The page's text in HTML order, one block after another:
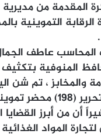
المقدمة من مديرية
التموينية
عاطف الجمال
المنوفية
والمخابز ، تم
أن من أبرز